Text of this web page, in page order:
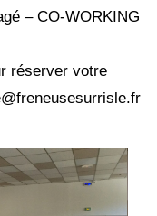
– CO-WORKING
réserver votre